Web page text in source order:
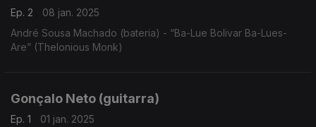
Ep. 2
08 jan. 2025
André Sousa Machado (bateria) - “Ba-Lue Bolivar Ba-Lues-
Are” (Thelonious Monk)
Gonçalo Neto (guitarra)
Ep. 1
01 jan. 2025